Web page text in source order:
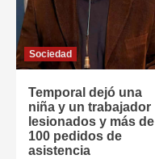
Sociedad
Temporal dejó una
niña y un trabajador
lesionados y más de
100 pedidos de
asistencia